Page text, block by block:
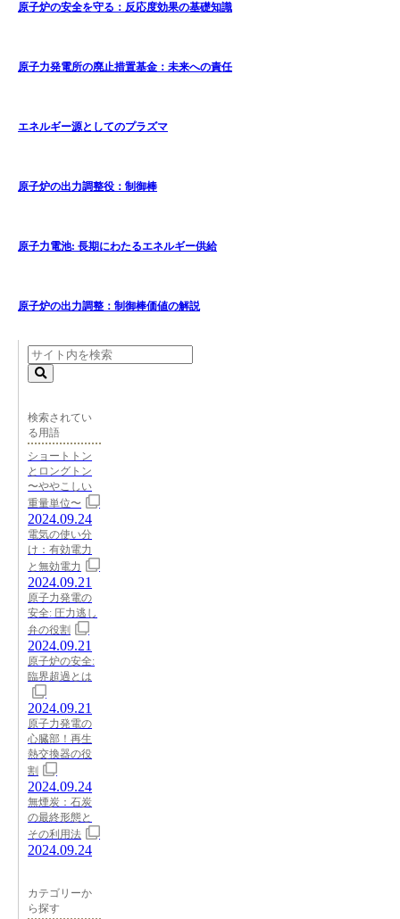
原子炉の安全を守る：反応度効果の基礎知識
原子力発電所の廃止措置基金：未来への責任
エネルギー源としてのプラズマ
原子炉の出力調整役：制御棒
原子力電池: 長期にわたるエネルギー供給
原子炉の出力調整：制御棒価値の解説
検索されてい
る用語
ショートトン
とロングトン
〜ややこしい
重量単位〜
2024.09.24
電気の使い分
け：有効電力
と無効電力
2024.09.21
原子力発電の
安全: 圧力逃し
弁の役割
2024.09.21
原子炉の安全:
臨界超過とは
2024.09.21
原子力発電の
心臓部！再生
熱交換器の役
割
2024.09.24
無煙炭：石炭
の最終形態と
その利用法
2024.09.24
カテゴリーか
ら探す